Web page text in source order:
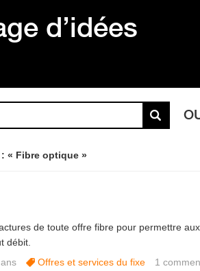
d’idées
: « Fibre optique »
de toute offre fibre pour permettre
débit.
Offres et services du fixe 1